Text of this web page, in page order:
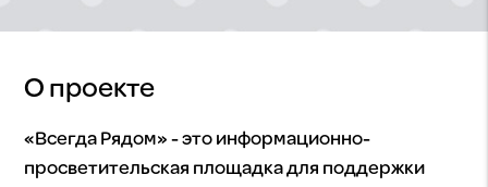
О проекте
«Всегда Рядом» - это информационно-
просветительская площадка для поддержки